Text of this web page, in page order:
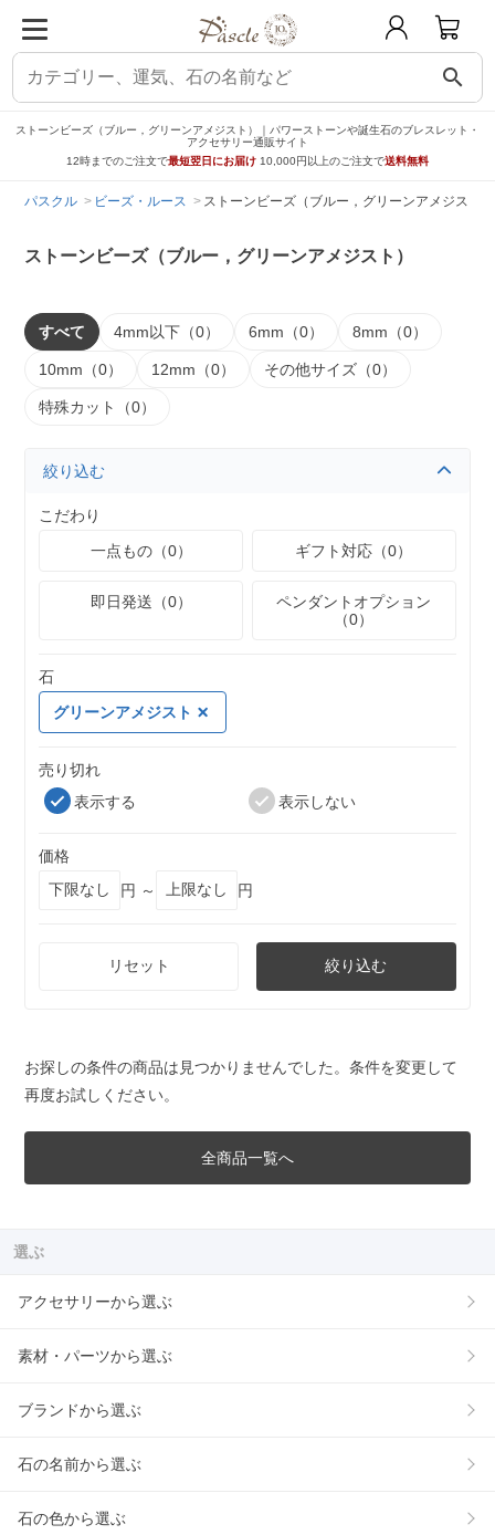
search
ストーンビーズ（ブルー，グリーンアメジスト）｜パワーストーンや誕生石のブレスレット・
アクセサリー通販サイト
12時までのご注文で最短翌日にお届け 10,000円以上のご注文で送料無料
パスクル ビーズ・ルース ストーンビーズ（ブルー，グリーンアメジスト）
ストーンビーズ（ブルー，グリーンアメジスト）
すべて 4mm以下（0） 6mm（0） 8mm（0）
10mm（0） 12mm（0） その他サイズ（0）
特殊カット（0）
絞り込む
こだわり
一点もの（0）
ギフト対応（0）
即日発送（0）
ペンダントオプション
（0）
石
グリーンアメジスト
売り切れ
表示する
表示しない
価格
円 ～
円
リセット 絞り込む
お探しの条件の商品は見つかりませんでした。条件を変更して
再度お試しください。
全商品一覧へ
選ぶ
アクセサリーから選ぶ
素材・パーツから選ぶ
ブランドから選ぶ
石の名前から選ぶ
石の色から選ぶ